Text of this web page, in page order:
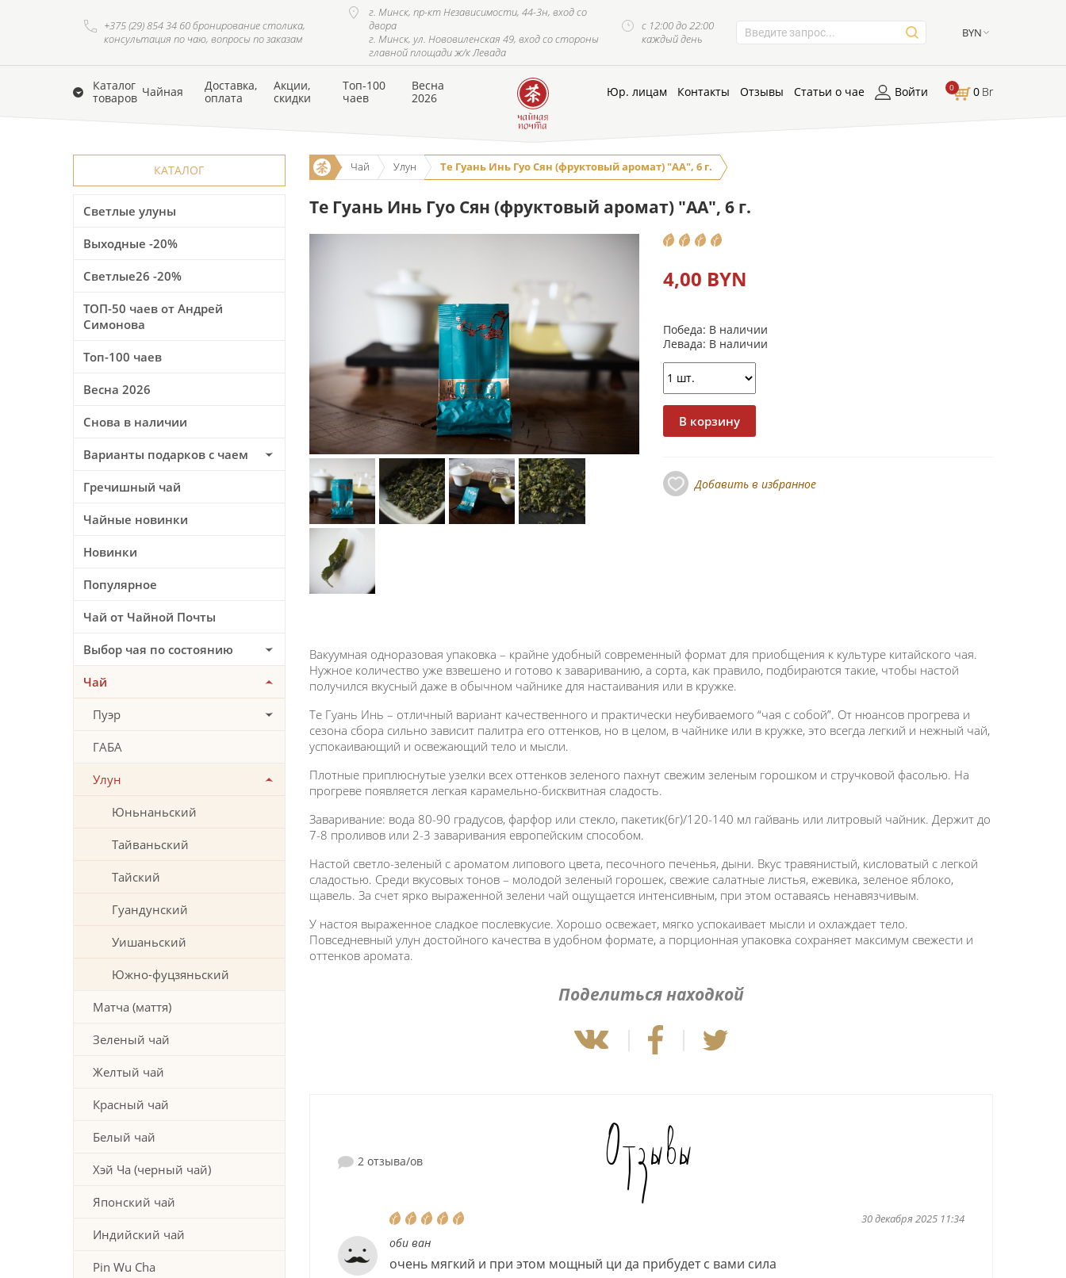
+375 (29) 854 34 60 бронирование столика,
консультация по чаю, вопросы по заказам
г. Минск, пр-кт Независимости, 44-3н, вход со
двора
г. Минск, ул. Нововиленская 49, вход со стороны
главной площади ж/к Левада
с 12:00 до 22:00
каждый день
BYN
Каталог
товаров Чайная
Доставка,
оплата
Акции,
скидки
Топ-100
чаев
Весна
2026
Юр. лицам Контакты Отзывы Статьи о чае Войти 0 0 Br
КАТАЛОГ
Светлые улуны
Выходные -20%
Светлые26 -20%
ТОП-50 чаев от Андрей
Симонова
Топ-100 чаев
Весна 2026
Снова в наличии
Варианты подарков с чаем
Гречишный чай
Чайные новинки
Новинки
Популярное
Чай от Чайной Почты
Выбор чая по состоянию
Чай
Пуэр
ГАБА
Улун
Юньнаньский
Тайваньский
Тайский
Гуандунский
Уишаньский
Южно-фуцзяньский
Матча (маття)
Зеленый чай
Желтый чай
Красный чай
Белый чай
Хэй Ча (черный чай)
Японский чай
Индийский чай
Pin Wu Cha
Чай Улун Те Гуань Инь Гуо Сян (фруктовый аромат) "АА", 6 г.
Те Гуань Инь Гуо Сян (фруктовый аромат) "АА", 6 г.
4,00 BYN
Победа: В наличии
Левада: В наличии
Добавить в избранное
Вакуумная одноразовая упаковка – крайне удобный современный формат для приобщения к культуре китайского чая.
Нужное количество уже взвешено и готово к завариванию, а сорта, как правило, подбираются такие, чтобы настой
получился вкусный даже в обычном чайнике для настаивания или в кружке.
Те Гуань Инь – отличный вариант качественного и практически неубиваемого “чая с собой”. От нюансов прогрева и
сезона сбора сильно зависит палитра его оттенков, но в целом, в чайнике или в кружке, это всегда легкий и нежный чай,
успокаивающий и освежающий тело и мысли.
Плотные приплюснутые узелки всех оттенков зеленого пахнут свежим зеленым горошком и стручковой фасолью. На
прогреве появляется легкая карамельно-бисквитная сладость.
Заваривание: вода 80-90 градусов, фарфор или стекло, пакетик(6г)/120-140 мл гайвань или литровый чайник. Держит до
7-8 проливов или 2-3 заваривания европейским способом.
Настой светло-зеленый с ароматом липового цвета, песочного печенья, дыни. Вкус травянистый, кисловатый с легкой
сладостью. Среди вкусовых тонов – молодой зеленый горошек, свежие салатные листья, ежевика, зеленое яблоко,
щавель. За счет ярко выраженной зелени чай ощущается интенсивным, при этом оставаясь ненавязчивым.
У настоя выраженное сладкое послевкусие. Хорошо освежает, мягко успокаивает мысли и охлаждает тело.
Повседневный улун достойного качества в удобном формате, а порционная упаковка сохраняет максимум свежести и
оттенков аромата.
Поделиться находкой
2 отзыва/ов Отзывы
30 декабря 2025 11:34
оби ван
очень мягкий и при этом мощный ци да прибудет с вами сила